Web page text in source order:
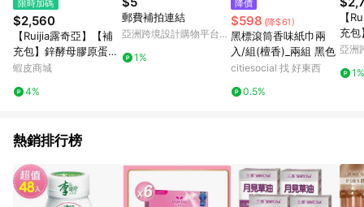
限時加碼
$2,560
【Ruijia露奇亞】【補
充包】鋅酵母膠原蛋白
粉(65包/袋)｜ 鋅 酪蛋
濕 膠原蛋白飲
蝦皮商城
4%
郵費補拍連結
亞洲跨境設計購物平台
1%
降價
$598 (降$61)
黑標滾筒香味紙巾兩
入/組(檀香)_兩組 黑色
citiesocial 找 好東西
0.5%
【
充包
白
亞洲
1%
熱銷排行榜